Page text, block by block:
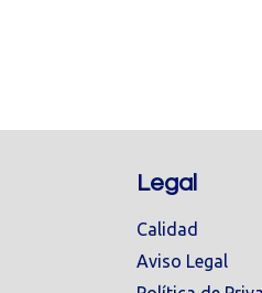
Legal
Calidad
Aviso Legal